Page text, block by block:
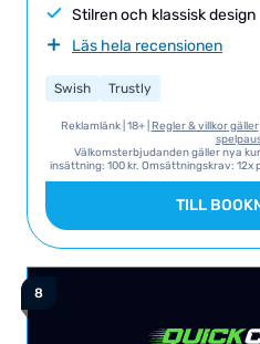
Stilren och klassisk design
Läs hela recensionen
Swish Trustly
Reklamlänk | 18+ | Regler & villkor gäller
Välkomsterbjudanden gäller nya
insättning: 100 kr. Omsättningskrav:
på 1.80. Giltigt 60 dagar. Ytterligare
TILL